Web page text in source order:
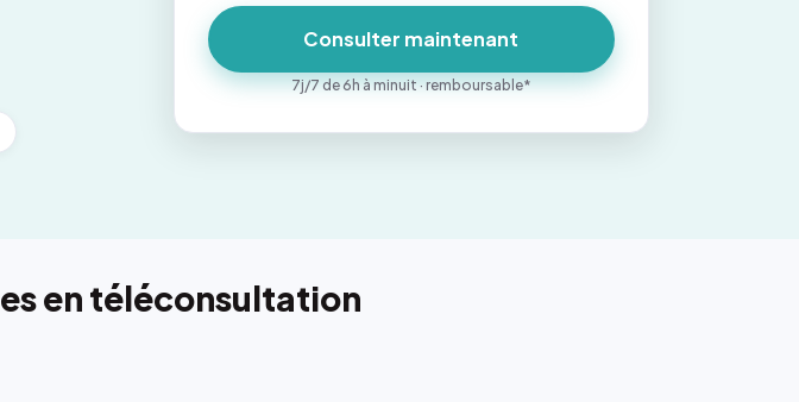
Consulter maintenant
7j/7 de 6h à minuit · remboursable*
en téléconsultation